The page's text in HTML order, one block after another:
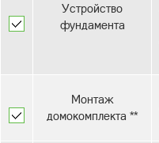
Устройство
фундамента
Монтаж
домокомплекта **